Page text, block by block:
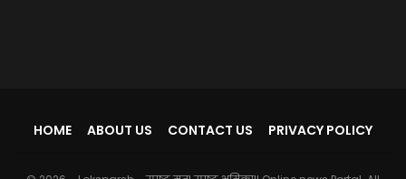
HOME ABOUT US CONTACT US PRIVACY POLICY